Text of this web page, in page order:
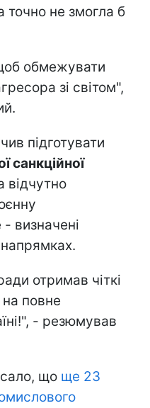
точно не змогла б
обмежувати
зі світом",
підготувати
санкційної
відчутно
визначені
отримав чіткі
повне
- резюмував
що ще 23